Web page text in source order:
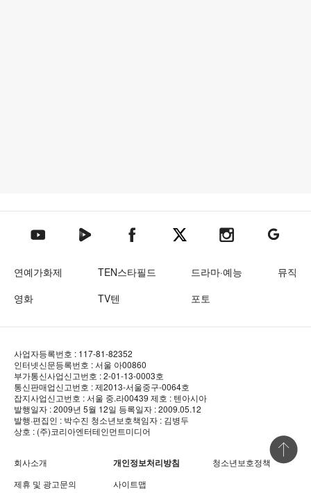
텐아시아 유튜브텐아시아 네이버TV텐아시아 페이스북텐아시아 엑스텐아시아 인스타그램
텐아시아
연예가화제 TEN스타필드 드라마·예능
뮤직
영화
TV텐 포토
사업자등록번호 : 117-81-82352
인터넷신문등록번호 : 서울 아00860
부가통신사업신고번호 : 2-01-13-0003호
통신판매업신고번호 : 제2013-서울중구-0064호
잡지사업신고번호 : 서울 중.라00439 제호 : 텐아시아
발행일자 : 2009년 5월 12일 등록일자 : 2009.05.12
발행·편집인 : 박수진 청소년보호책임자 : 김병두
상호 : (주)코리아엔터테인먼트미디어
회사소개 개인정보처리방침
청소년보호정책
제휴 및 광고문의
사이트맵
상단 바로